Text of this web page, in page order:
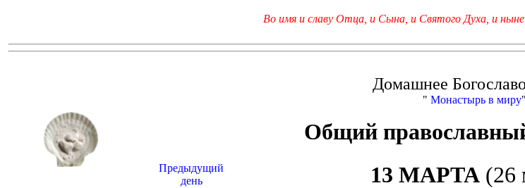
Во имя и славу Отца, и Сына, и Святого Духа, и ныне,
Домашнее
" Монастырь в миру"
Общий
Предыдущий
день
13 МАРТА(26